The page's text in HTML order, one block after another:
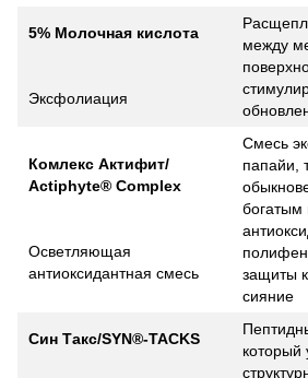
5% Молочная кислота
Эксфолиация
между
Комлекс Актифит/
Actiphyte® Complex
Осветляющая
антиоксидантная смесь
Смесь
папайи,
богатым
защиты
сияние
Син Такс/SYN®-TACKS
который